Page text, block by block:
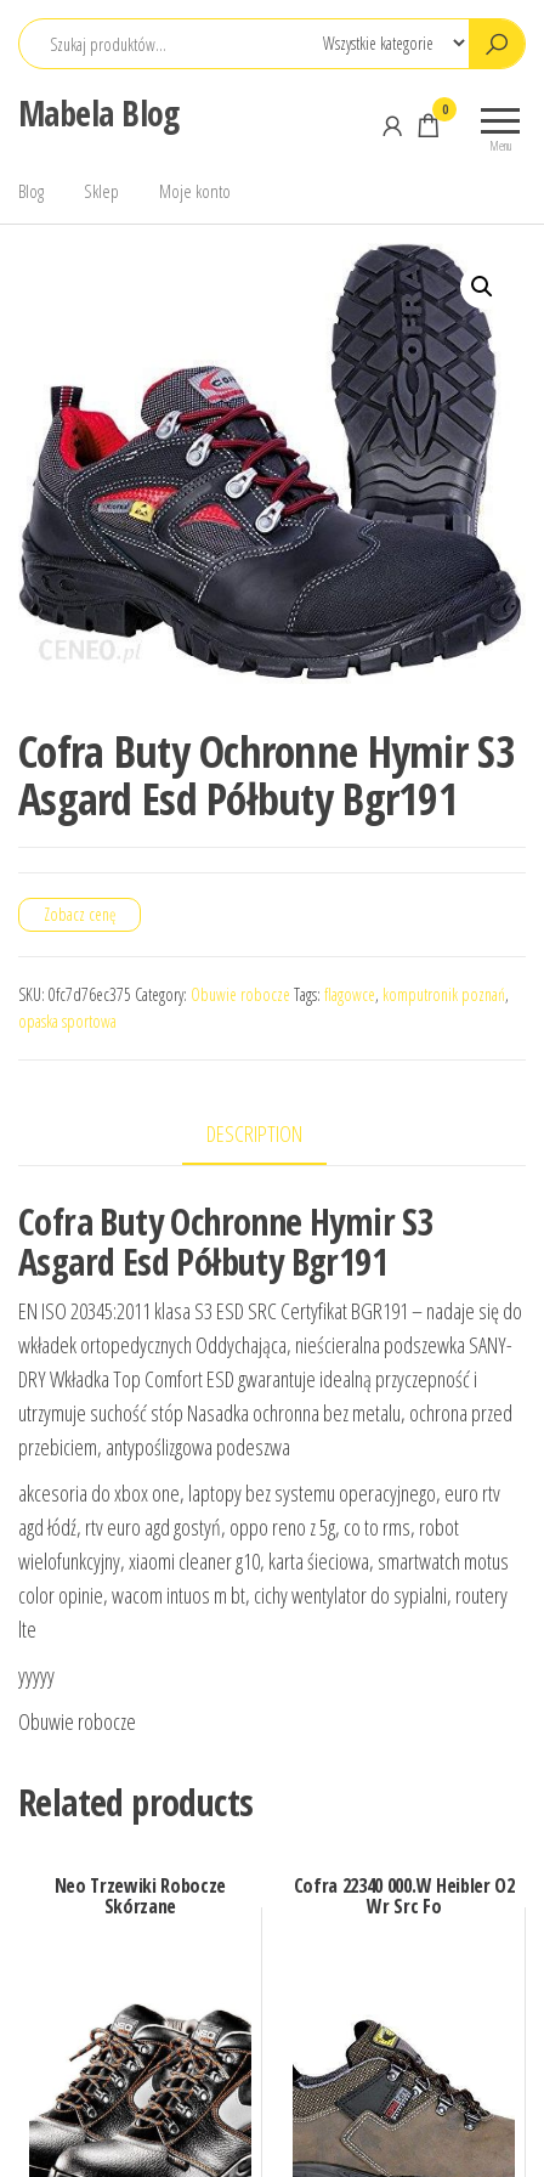
Przejdź
Mabela Blog
Menu
0
Blog Sklep Moje konto
Cofra Buty Ochronne Hymir S3
Asgard Esd Półbuty Bgr191
Zobacz cenę
SKU: 0fc7d76ec375 Category: Obuwie robocze Tags: flagowce, komputronik poznań,
opaska sportowa
DESCRIPTION
Cofra Buty Ochronne Hymir S3
Asgard Esd Półbuty Bgr191
EN ISO 20345:2011 klasa S3 ESD SRC Certyfikat BGR191 – nadaje się do
wkładek ortopedycznych Oddychająca, nieścieralna podszewka SANY-
DRY Wkładka Top Comfort ESD gwarantuje idealną przyczepność i
utrzymuje suchość stóp Nasadka ochronna bez metalu, ochrona przed
przebiciem, antypoślizgowa podeszwa
akcesoria do xbox one, laptopy bez systemu operacyjnego, euro rtv
agd łódź, rtv euro agd gostyń, oppo reno z 5g, co to rms, robot
wielofunkcyjny, xiaomi cleaner g10, karta śieciowa, smartwatch motus
color opinie, wacom intuos m bt, cichy wentylator do sypialni, routery
lte
yyyyy
Obuwie robocze
Related products
Neo Trzewiki Robocze
Skórzane
Cofra 22340 000.W Heibler O2
Wr Src Fo